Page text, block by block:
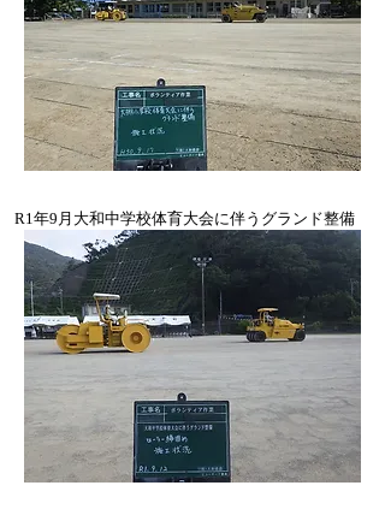
​R1年9月大和中学校体育大会に伴うグランド整備